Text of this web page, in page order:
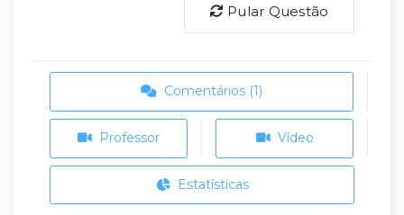
Pular Questão
Comentários (1)
Professor Vídeo
Estatísticas